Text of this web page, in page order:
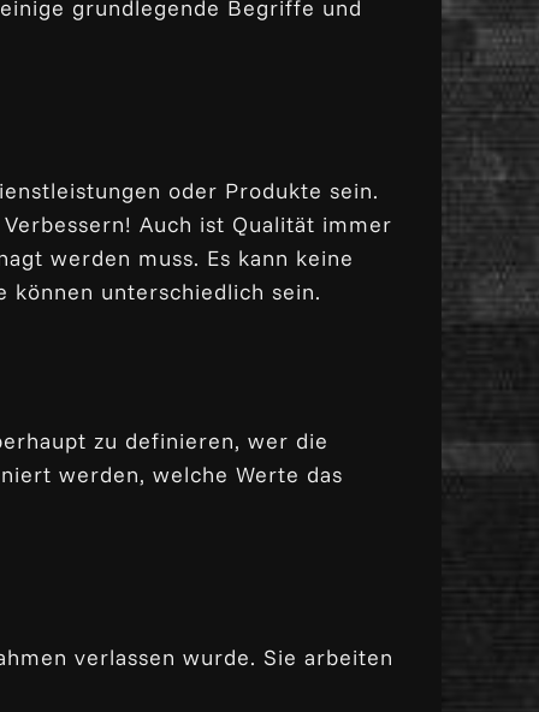
grundlegende Begriffe und
oder Produkte sein.
Auch ist Qualität immer
werden muss. Es kann keine
können unterschiedlich sein.
zu definieren, wer die
werden, welche Werte das
verlassen wurde. Sie arbeiten